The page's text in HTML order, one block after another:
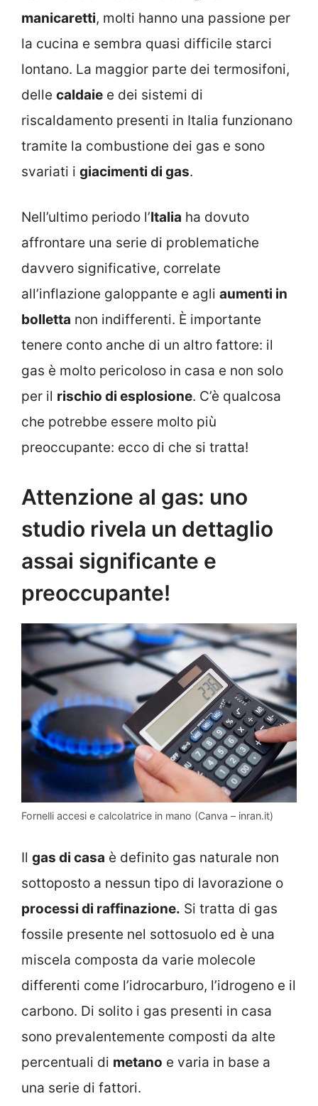
manicaretti, molti hanno una passione per
la cucina e sembra quasi difficile starci
lontano. La maggior parte dei termosifoni,
delle caldaie e dei sistemi di
riscaldamento presenti in Italia funzionano
tramite la combustione dei gas e sono
svariati i giacimenti di gas.
Nell’ultimo periodo l’Italia ha dovuto
affrontare una serie di problematiche
davvero significative, correlate
all’inflazione galoppante e agli aumenti in
bolletta non indifferenti. È importante
tenere conto anche di un altro fattore: il
gas è molto pericoloso in casa e non solo
per il rischio di esplosione. C’è qualcosa
che potrebbe essere molto più
preoccupante: ecco di che si tratta!
Attenzione al gas: uno
studio rivela un dettaglio
assai significante e
preoccupante!
Fornelli accesi e calcolatrice in mano (Canva – inran.it)
Il gas di casa è definito gas naturale non
sottoposto a nessun tipo di lavorazione o
processi di raffinazione. Si tratta di gas
fossile presente nel sottosuolo ed è una
miscela composta da varie molecole
differenti come l’idrocarburo, l’idrogeno e il
carbono. Di solito i gas presenti in casa
sono prevalentemente composti da alte
percentuali di metano e varia in base a
una serie di fattori.